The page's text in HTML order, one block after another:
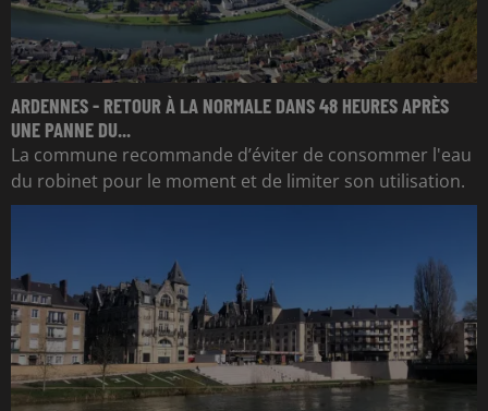
ARDENNES - RETOUR À LA NORMALE DANS 48 HEURES APRÈS
UNE PANNE DU...
La commune recommande d’éviter de consommer l'eau
du robinet pour le moment et de limiter son utilisation.